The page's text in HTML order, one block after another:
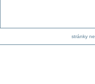
stránky